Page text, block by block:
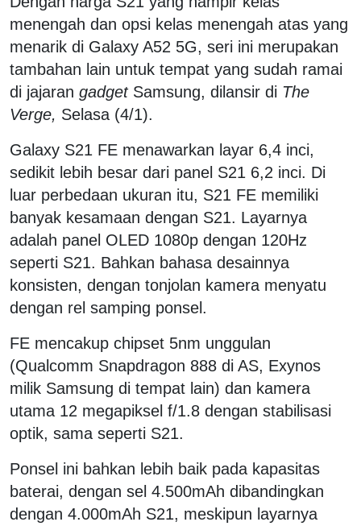
menengah dan opsi kelas menengah atas yang
menarik di Galaxy A52 5G, seri ini merupakan
tambahan lain untuk tempat yang sudah ramai
di jajaran gadgetSamsung, dilansir di The
Verge, Selasa (4/1).
Galaxy S21 FE menawarkan layar 6,4 inci,
sedikit lebih besar dari panel S21 6,2 inci. Di
luar perbedaan ukuran itu, S21 FE memiliki
banyak kesamaan dengan S21. Layarnya
adalah panel OLED 1080p dengan 120Hz
seperti S21. Bahkan bahasa desainnya
konsisten, dengan tonjolan kamera menyatu
dengan rel samping ponsel.
FE mencakup chipset 5nm unggulan
(Qualcomm Snapdragon 888 di AS, Exynos
milik Samsung di tempat lain) dan kamera
utama 12 megapiksel f/1.8 dengan stabilisasi
optik, sama seperti S21.
Ponsel ini bahkan lebih baik pada kapasitas
baterai, dengan sel 4.500mAh dibandingkan
dengan 4.000mAh S21, meskipun layarnya